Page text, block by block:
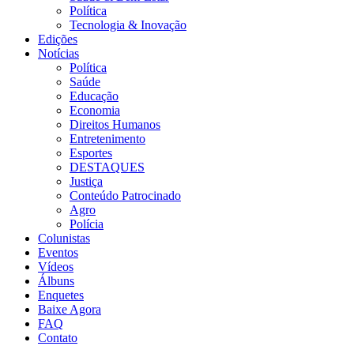
Política
Tecnologia & Inovação
Edições
Notícias
Política
Saúde
Educação
Economia
Direitos Humanos
Entretenimento
Esportes
DESTAQUES
Justiça
Conteúdo Patrocinado
Agro
Polícia
Colunistas
Eventos
Vídeos
Álbuns
Enquetes
Baixe Agora
FAQ
Contato